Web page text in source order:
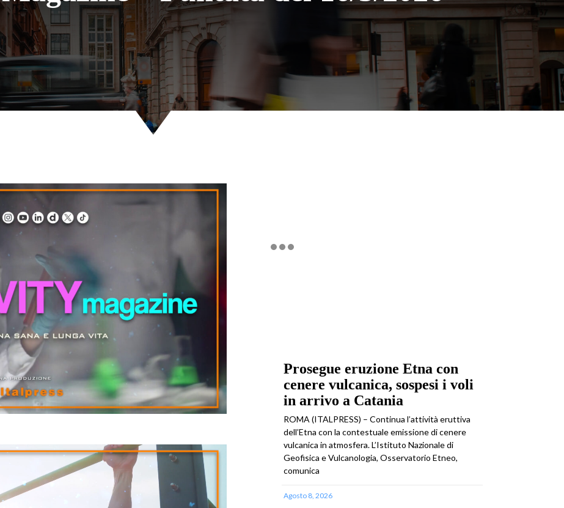
Prosegue eruzione Etna con
cenere vulcanica, sospesi i voli
in arrivo a Catania
ROMA (ITALPRESS) – Continua l’attività eruttiva
dell’Etna con la contestuale emissione di cenere
vulcanica in atmosfera. L’Istituto Nazionale di
Geofisica e Vulcanologia, Osservatorio Etneo,
comunica
Agosto 8, 2026